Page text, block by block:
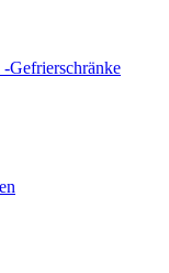
Gefrierschränke